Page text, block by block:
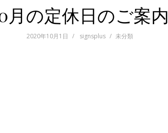
月の定休日のご案内
2020年10月1日 signsplus 未分類